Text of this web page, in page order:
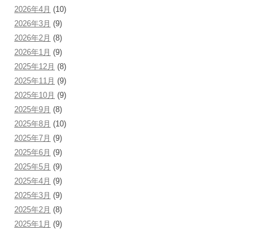
2026年4月 (10)
2026年3月 (9)
2026年2月 (8)
2026年1月 (9)
2025年12月 (8)
2025年11月 (9)
2025年10月 (9)
2025年9月 (8)
2025年8月 (10)
2025年7月 (9)
2025年6月 (9)
2025年5月 (9)
2025年4月 (9)
2025年3月 (9)
2025年2月 (8)
2025年1月 (9)